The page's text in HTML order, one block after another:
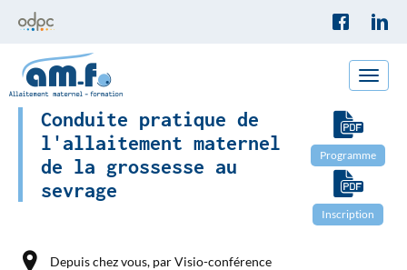
Toggle
Conduite pratique de
l'allaitement maternel
de la grossesse au
sevrage
Programme
Inscription
Depuis chez vous, par Visio-conférence